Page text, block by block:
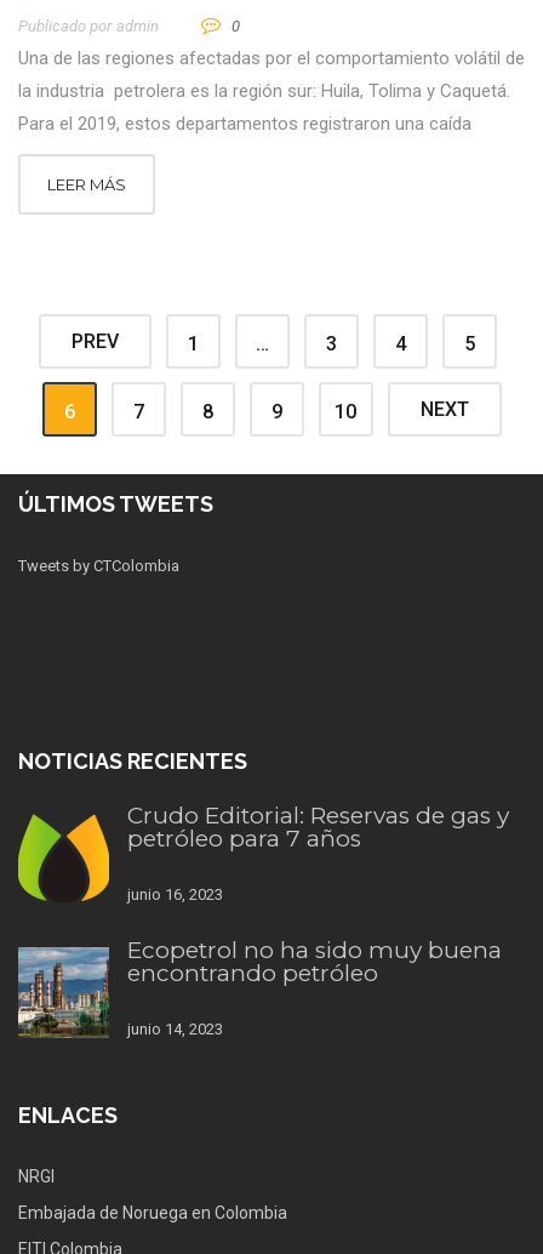
Publicado por Admin 0
Una de las regiones afectadas por el comportamiento volátil de
la industria petrolera es la región sur: Huila, Tolima y Caquetá.
Para el 2019, estos departamentos registraron una caída
LEER MÁS
PREV 1 … 3 4 5
6 7 8 9 10 NEXT
ÚLTIMOS TWEETS
Tweets by CTColombia
NOTICIAS RECIENTES
Crudo Editorial: Reservas de gas y
petróleo para 7 años
junio 16, 2023
Ecopetrol no ha sido muy buena
encontrando petróleo
junio 14, 2023
ENLACES
NRGI
Embajada de Noruega en Colombia
EITI Colombia